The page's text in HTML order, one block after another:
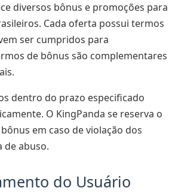
diversos bônus e promoções para
Cada oferta possui termos
ser cumpridos para
de bônus são complementares
dentro do prazo especificado
O KingPanda se reserva o
em caso de violação dos
de abuso.
do Usuário